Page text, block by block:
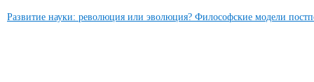
Развитие науки: революция или эволюция? Философские модели